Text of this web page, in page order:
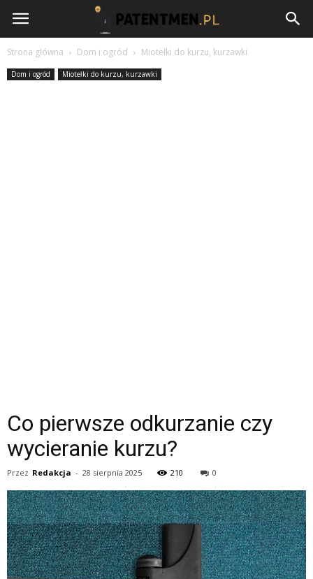
Patentmen.pl
Strona główna Dom i ogród Miotełki do kurzu, kurzawki
Dom i ogród Miotełki do kurzu, kurzawki
Co pierwsze odkurzanie czy
wycieranie kurzu?
Przez Redakcja - 28 sierpnia 2025 210 0